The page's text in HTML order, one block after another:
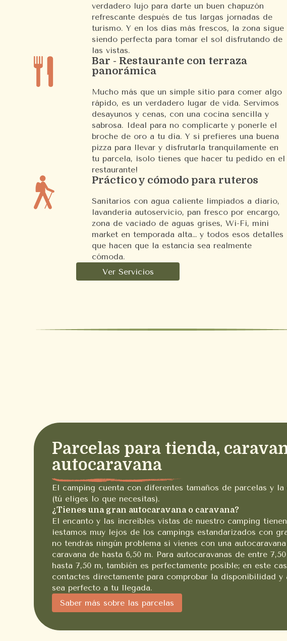
verdadero lujo para darte un buen chapuzón
refrescante después de tus largas jornadas de
turismo. Y en los días más frescos, la zona sigue
siendo perfecta para tomar el sol disfrutando de
las vistas.
Bar - Restaurante con terraza
panorámica
Mucho más que un simple sitio para comer algo
rápido, es un verdadero lugar de vida. Servimos
desayunos y cenas, con una cocina sencilla y
sabrosa. Ideal para no complicarte y ponerle el
broche de oro a tu día. Y si prefieres una buena
pizza para llevar y disfrutarla tranquilamente en
tu parcela, ¡solo tienes que hacer tu pedido en el
restaurante!
Práctico y cómodo para ruteros
Sanitarios con agua caliente limpiados a diario,
lavandería autoservicio, pan fresco por encargo,
zona de vaciado de aguas grises, Wi-Fi, mini
market en temporada alta… y todos esos detalles
que hacen que la estancia sea realmente
cómoda.
Ver Servicios
Parcelas para tienda,
autocaravana
El camping cuenta con diferentes tamaños de parcelas y
(tú eliges lo que necesitas).
¿Tienes una gran autocaravana o caravana?
El encanto y las increíbles vistas de nuestro camping
¡estamos muy lejos de los campings estandarizados con
no tendrás ningún problema si vienes con una
caravana de hasta 6,50 m. Para autocaravanas de entre
hasta 7,50 m, también es perfectamente posible; en este
contactes directamente para comprobar la disponibilidad y
sea perfecto a tu llegada.
Saber más sobre las parcelas